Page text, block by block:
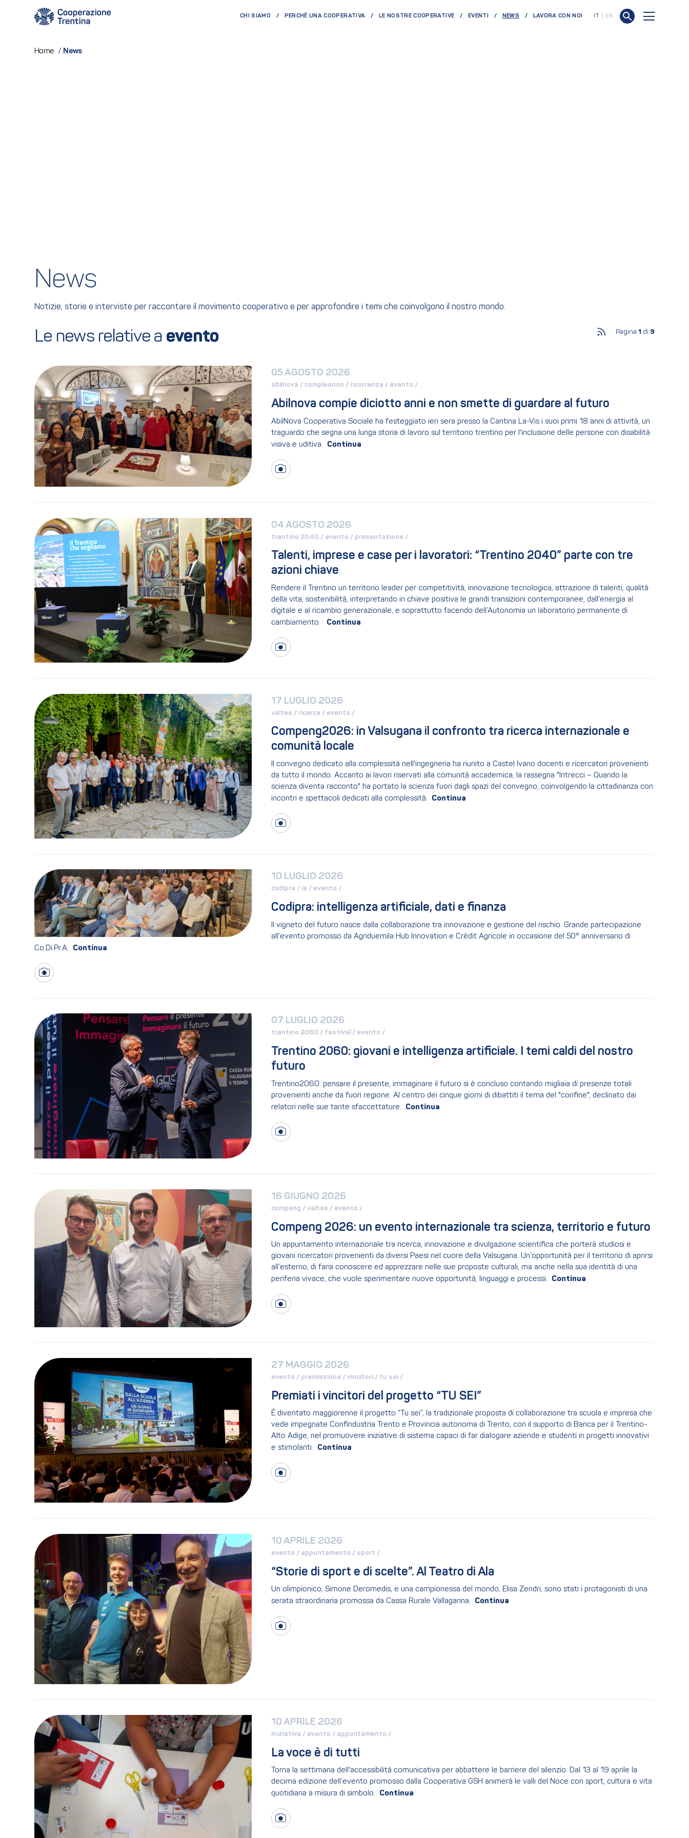
CHI SIAMO PERCHÈ UNA COOPERATIVA LE NOSTRE COOPERATIVE EVENTI NEWS(CURRENT)LAVORA CON NOI IT EN
Home / News
News
Notizie, storie e interviste per raccontare il movimento cooperativo e per approfondire i temi che coinvolgono il nostro mondo.
Le news relative a evento Pagina 1 di 9
05 AGOSTO 2026
abilnova / compleanno / ricorrenza / evento /
Abilnova compie diciotto anni e non smette di guardare al futuro
AbilNova Cooperativa Sociale ha festeggiato ieri sera presso la Cantina La-Vis i suoi primi 18 anni di attività, un
traguardo che segna una lunga storia di lavoro sul territorio trentino per l'inclusione delle persone con disabilità
visiva e uditiva.
04 AGOSTO 2026
trentino 2040 / evento / presentazione /
Talenti, imprese e case per i lavoratori: “Trentino 2040” parte con tre
azioni chiave
Rendere il Trentino un territorio leader per competitività, innovazione tecnologica, attrazione di talenti, qualità
della vita, sostenibilità, interpretando in chiave positiva le grandi transizioni contemporanee, dall’energia al
digitale e al ricambio generazionale, e soprattutto facendo dell’Autonomia un laboratorio permanente di
cambiamento.
17 LUGLIO 2026
valtes / ricerca / evento /
Compeng2026: in Valsugana il confronto tra ricerca internazionale e
comunità locale
Il convegno dedicato alla complessità nell'ingegneria ha riunito a Castel Ivano docenti e ricercatori provenienti
da tutto il mondo. Accanto ai lavori riservati alla comunità accademica, la rassegna "Intrecci – Quando la
scienza diventa racconto" ha portato la scienza fuori dagli spazi del convegno, coinvolgendo la cittadinanza con
incontri e spettacoli dedicati alla complessità.
10 LUGLIO 2026
codipra / ia / evento /
Codipra: intelligenza artificiale, dati e finanza
Il vigneto del futuro nasce dalla collaborazione tra innovazione e gestione del rischio. Grande partecipazione
all’evento promosso da Agriduemila Hub Innovation e Crédit Agricole in occasione del 50° anniversario di
Co.Di.Pr.A.
07 LUGLIO 2026
trentino 2060 / festival / evento /
Trentino 2060: giovani e intelligenza artificiale. I temi caldi del nostro
futuro
Trentino2060: pensare il presente, immaginare il futuro si è concluso contando migliaia di presenze totali
provenienti anche da fuori regione. Al centro dei cinque giorni di dibattiti il tema del "confine", declinato dai
relatori nelle sue tante sfaccettature.
16 GIUGNO 2026
compeng / valtes / evento /
Compeng 2026: un evento internazionale tra scienza, territorio e futuro
Un appuntamento internazionale tra ricerca, innovazione e divulgazione scientifica che porterà studiosi e
giovani ricercatori provenienti da diversi Paesi nel cuore della Valsugana. Un’opportunità per il territorio di aprirsi
all’esterno, di farsi conoscere ed apprezzare nelle sue proposte culturali, ma anche nella sua identità di una
periferia vivace, che vuole sperimentare nuove opportunità, linguaggi e processi.
27 MAGGIO 2026
evento / premiazione / vincitori / tu sei /
Premiati i vincitori del progetto “TU SEI”
È diventato maggiorenne il progetto “Tu sei”, la tradizionale proposta di collaborazione tra scuola e impresa che
vede impegnate Confindustria Trento e Provincia autonoma di Trento, con il supporto di Banca per il Trentino-
Alto Adige, nel promuovere iniziative di sistema capaci di far dialogare aziende e studenti in progetti innovativi
e stimolanti.
10 APRILE 2026
evento / appuntamento / sport /
“Storie di sport e di scelte”. Al Teatro di Ala
Un olimpionico, Simone Deromedis, e una campionessa del mondo, Elisa Zendri, sono stati i protagonisti di una
serata straordinaria promossa da Cassa Rurale Vallagarina.
10 APRILE 2026
iniziativa / evento / appuntamento /
La voce è di tutti
Torna la settimana dell'accessibilità comunicativa per abbattere le barriere del silenzio. Dal 13 al 19 aprile la
decima edizione dell’evento promosso dalla Cooperativa GSH animerà le valli del Noce con sport, cultura e vita
quotidiana a misura di simbolo.